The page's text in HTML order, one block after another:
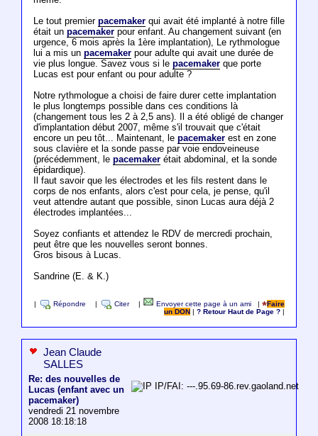
Le tout premier pacemakerqui avait été implanté à notre fille
était un pacemakerpour enfant. Au changement suivant (en
urgence, 6 mois après la 1ère implantation), Le rythmologue
lui a mis un pacemakerpour adulte qui avait une durée de
vie plus longue. Savez vous si le pacemakerque porte
Lucas est pour enfant ou pour adulte ?
Notre rythmologue a choisi de faire durer cette implantation
le plus longtemps possible dans ces conditions là
(changement tous les 2 à 2,5 ans). Il a été obligé de changer
d'implantation début 2007, même s'il trouvait que c'était
encore un peu tôt... Maintenant, le pacemakerest en zone
sous clavière et la sonde passe par voie endoveineuse
(précédemment, le pacemakerétait abdominal, et la sonde
épidardique).
Il faut savoir que les électrodes et les fils restent dans le
corps de nos enfants, alors c'est pour cela, je pense, qu'il
veut attendre autant que possible, sinon Lucas aura déjà 2
électrodes implantées...
Soyez confiants et attendez le RDV de mercredi prochain,
peut être que les nouvelles seront bonnes.
Gros bisous à Lucas.
Sandrine (E. & K.)
Répondre Citer Envoyer cette page à un ami |
Faire
un DON
|? Retour Haut de Page ?
Jean Claude
SALLES
Re: des nouvelles de
Lucas (enfant avec un
pacemaker)
vendredi 21 novembre
2008 18:18:18
IP/FAI: ---.95.69-86.rev.gaoland.net